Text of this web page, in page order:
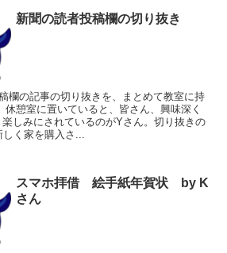
新聞の読者投稿欄の切り抜き
欄の記事の切り抜きを、まとめて教室に持
休憩室に置いていると、皆さん、興味深く
しみにされているのがYさん。切り抜きの
く家を購入さ...
スマホ拝借 絵手紙年賀状 by K
さん